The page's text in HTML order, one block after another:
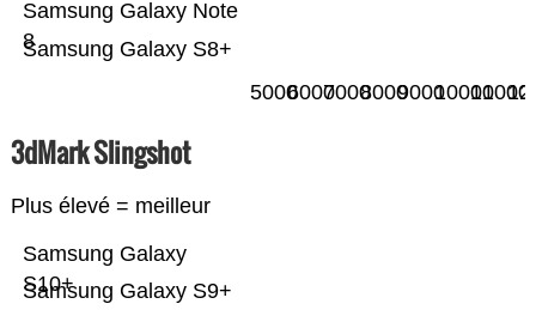
Samsung Galaxy S8+
Samsung Galaxy Note
8
500060007000800090001000011000
3dMark Slingshot
Plus élevé = meilleur
Samsung Galaxy S9+
Samsung Galaxy
S10+